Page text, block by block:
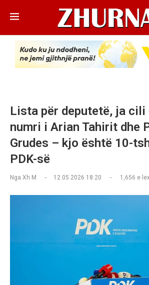
Lista për deputetë, ja cili
numri i Arian Tahirit dhe
Grudes – kjo është 10-
PDK-së
Nga Xh M 12.05.2026 18:20 1,656 e